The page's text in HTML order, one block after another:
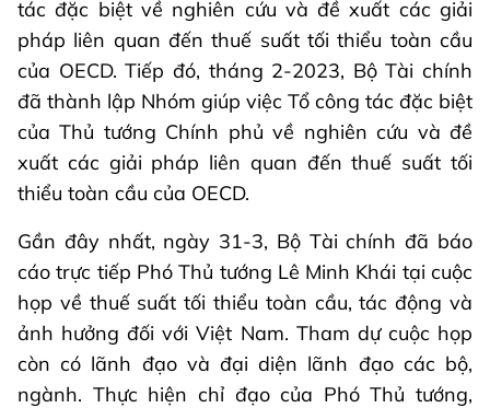
tác đặc biệt về nghiên cứu và đề xuất các giải
pháp liên quan đến thuế suất tối thiểu toàn cầu
của OECD. Tiếp đó, tháng 2-2023, Bộ Tài chính
đã thành lập Nhóm giúp việc Tổ công tác đặc biệt
của Thủ tướng Chính phủ về nghiên cứu và đề
xuất các giải pháp liên quan đến thuế suất tối
thiểu toàn cầu của OECD.
Gần đây nhất, ngày 31-3, Bộ Tài chính đã báo
cáo trực tiếp Phó Thủ tướng Lê Minh Khái tại cuộc
họp về thuế suất tối thiểu toàn cầu, tác động và
ảnh hưởng đối với Việt Nam. Tham dự cuộc họp
còn có lãnh đạo và đại diện lãnh đạo các bộ,
ngành. Thực hiện chỉ đạo của Phó Thủ tướng,